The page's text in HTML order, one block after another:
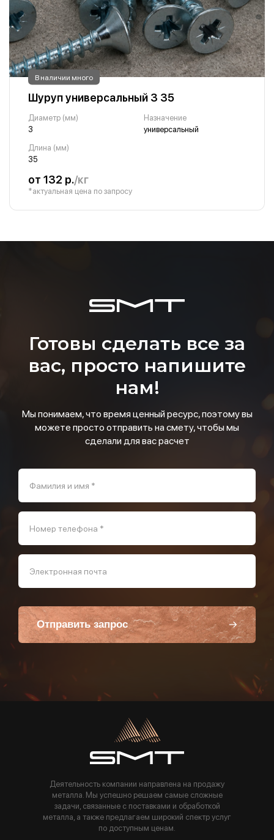
В наличии много
Шуруп универсальный 3 35
Диаметр (мм)
3
Назначение
универсальный
Длина (мм)
35
от 132 р./кг
*актуальная цена по запросу
Готовы сделать все за
вас, просто напишите
нам!
Мы понимаем, что время ценный ресурс, поэтому вы
можете просто отправить на смету, чтобы мы
сделали для вас расчет
Фамилия и имя *
Номер телефона *
Электронная почта
Отправить запрос
Пользуясь данной формой вы соглашаетесь с политикой компании
Деятельность компании направлена на продажу
металла. Мы успешно решаем самые сложные
задачи, связанные с поставками и обработкой
металла, а также предлагаем широкий спектр услуг
по доступным ценам.